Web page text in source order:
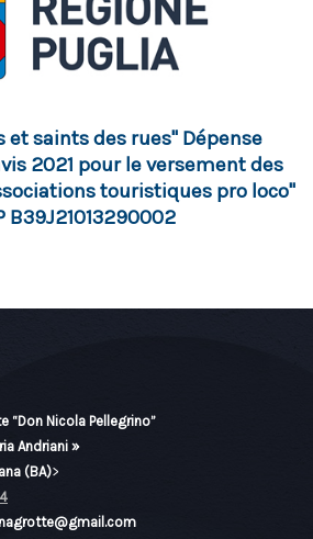
et saints des rues" Dépense
2021 pour le versement des
touristiques pro loco"
B39J21013290002
“Don Nicola Pellegrino”
Andriani »
(BA)>